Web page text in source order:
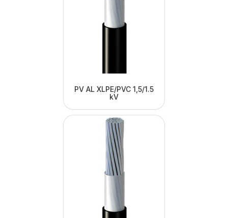
PV AL XLPE/PVC 1,5/1.5
kV